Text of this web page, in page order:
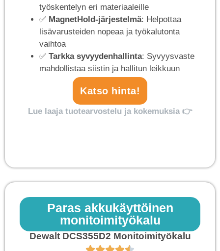
työskentelyn eri materiaaleille
✅ MagnetHold-järjestelmä: Helpottaa
lisävarusteiden nopeaa ja työkalutonta
vaihtoa
✅ Tarkka syvyydenhallinta: Syvyysvaste
mahdollistaa siistin ja hallitun leikkuun
Katso hinta!
Lue laaja tuotearvostelu ja kokemuksia 👉
Paras akkukäyttöinen
monitoimityökalu
Dewalt DCS355D2 Monitoimityökalu